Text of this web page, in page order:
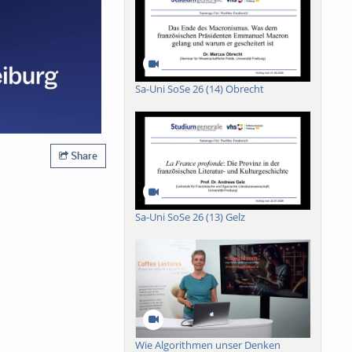
Share
Sa-Uni SoSe 26 (14) Obrecht
Sa-Uni SoSe 26 (13) Gelz
Wie Algorithmen unser Denken